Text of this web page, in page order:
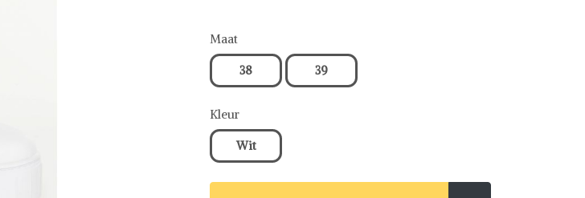
Maat
38 39
Kleur
Wit